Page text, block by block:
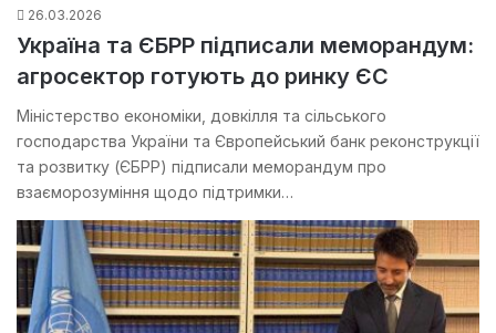
26.03.2026
Україна та ЄБРР підписали меморандум:
агросектор готують до ринку ЄС
Міністерство економіки, довкілля та сільського
господарства України та Європейський банк реконструкції
та розвитку (ЄБРР) підписали меморандум про
взаєморозуміння щодо підтримки…